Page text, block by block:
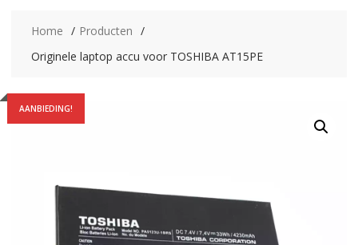
Home
Producten
Originele laptop accu voor TOSHIBA AT15PE
AANBIEDING!